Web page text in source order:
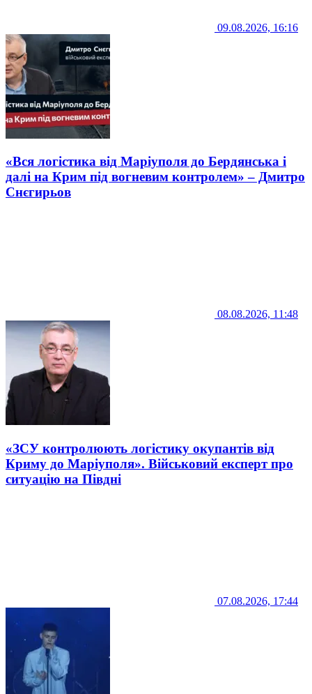
09.08.2026, 16:16
«Вся логістика від Маріуполя до Бердянська і
далі на Крим під вогневим контролем» – Дмитро
Снєгирьов
08.08.2026, 11:48
«ЗСУ контролюють логістику окупантів від
Криму до Маріуполя». Військовий експерт про
ситуацію на Півдні
07.08.2026, 17:44